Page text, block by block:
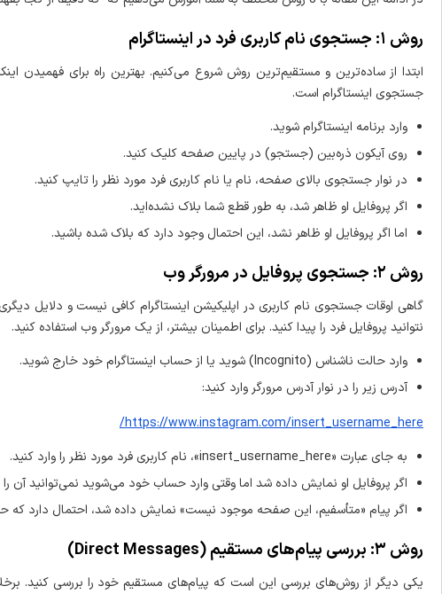
روش ۱: جستجوی نام کاربری فرد در اینستاگرام
ابتدا از ساده‌ترین و مستقیم‌ترین روش شروع می‌کنیم. بهترین راه برای
جستجوی اینستاگرام است.
وارد برنامه اینستاگرام شوید.
روی آیکون ذره‌بین (جستجو) در پایین صفحه کلیک کنید.
در نوار جستجوی بالای صفحه، نام یا نام کاربری فرد مورد نظر را تایپ کنید.
اگر پروفایل او ظاهر شد، به طور قطع شما بلاک نشده‌اید.
اما اگر پروفایل او ظاهر نشد، این احتمال وجود دارد که بلاک شده باشید.
روش ۲: جستجوی پروفایل در مرورگر وب
گاهی اوقات جستجوی نام کاربری در اپلیکیشن اینستاگرام کافی نیست و دلایل
نتوانید پروفایل فرد را پیدا کنید. برای اطمینان بیشتر، از یک مرورگر وب استفاده کنید.
وارد حالت ناشناس (Incognito) شوید یا از حساب اینستاگرام خود خارج شوید.
آدرس زیر را در نوار آدرس مرورگر وارد کنید:
https://www.instagram.com/insert_username_here/
به جای عبارت «insert_username_here»، نام کاربری فرد مورد نظر را وارد کنید.
اگر پروفایل او نمایش داده شد اما وقتی وارد حساب خود می‌شوید نمی‌توانید آن را
اگر پیام «متأسفیم، این صفحه موجود نیست» نمایش داده شد، احتمال دارد که
روش ۳: بررسی پیام‌های مستقیم (Direct Messages)
یکی دیگر از روش‌های بررسی این است که پیام‌های مستقیم خود را بررسی کنید.